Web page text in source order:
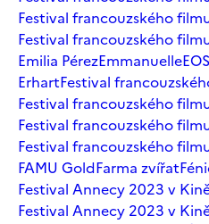
Festival francouzského
Festival francouzského
Emilia PérezEmmanuelle
ErhartFestival
Festival francouzského
Festival francouzského
Festival francouzského
FAMU GoldFarma zvířat
Festival Annecy 2023 v
Festival Annecy 2023 v